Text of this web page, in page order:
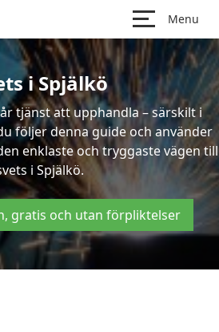
Menu
i Spjälkö
tjänst att upphandla – särskilt i
följer denna guide och använder
enklaste och tryggaste vägen till
i Spjälkö.
gratis och utan förpliktelser